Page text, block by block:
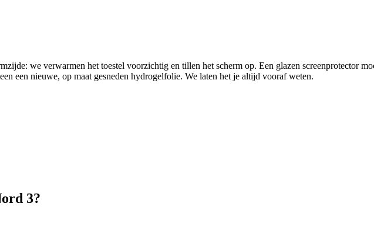
we verwarmen het toestel voorzichtig en tillen het scherm op. Een glazen screenprotector
een nieuwe, op maat gesneden hydrogelfolie. We laten het je altijd vooraf weten.
3?